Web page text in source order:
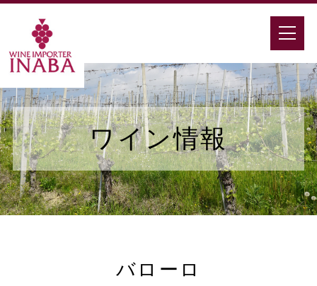
ワイン情報
バローロ